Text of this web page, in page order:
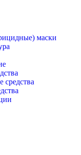
маски
средства